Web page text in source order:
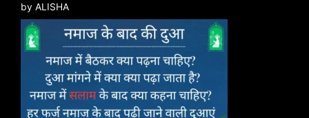
by ALISHA